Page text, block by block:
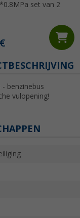
set van 2
€
- benzinebus
vulopening!